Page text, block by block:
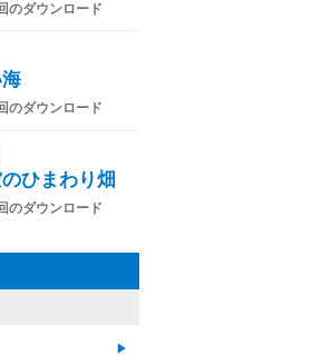
のダウンロード
のダウンロード
ひまわり畑
のダウンロード